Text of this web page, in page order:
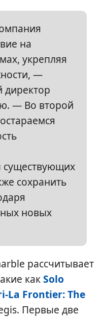
на
укрепляя
—
директор
— Во второй
существующих
сохранить
новых
рассчитывает
какSolo
La Frontier: The
Первые две